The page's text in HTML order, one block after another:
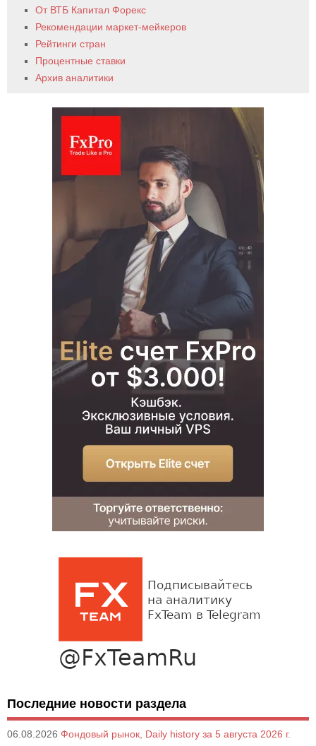
От ВТБ Капитал Форекс
Рекомендации маркет-мейкеров
Рейтинги стран
Процентные ставки
Архив аналитики
Последние новости раздела
06.08.2026 Фондовый рынок, Daily history за 5 августа 2026 г.